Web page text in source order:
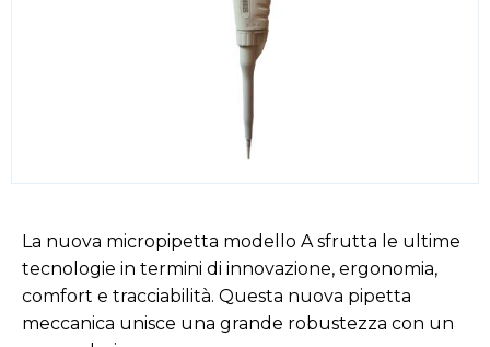
La nuova micropipetta modello A sfrutta le ultime
tecnologie in termini di innovazione, ergonomia,
comfort e tracciabilità. Questa nuova pipetta
meccanica unisce una grande robustezza con un